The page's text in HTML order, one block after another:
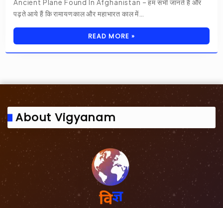
Ancient Plane Found In Afghanistan – हम सभी जानते हैं और
पढ़ते आये हैं कि रामायणकाल और महाभारत काल में…
READ MORE »
About Vigyanam